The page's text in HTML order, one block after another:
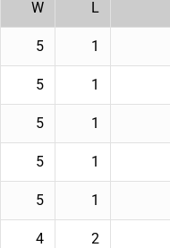
W L
5 1
5 1
5 1
5 1
5 1
4 2